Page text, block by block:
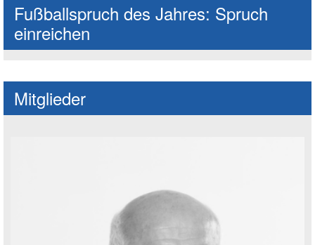
Fußballspruch des Jahres: Spruch
einreichen
Mitglieder